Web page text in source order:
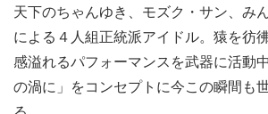
天下のちゃんゆき、モズク・サン、み
による４人組正統派アイドル。猿を彷
感溢れるパフォーマンスを武器に活動
の渦に」をコンセプトに今この瞬間も